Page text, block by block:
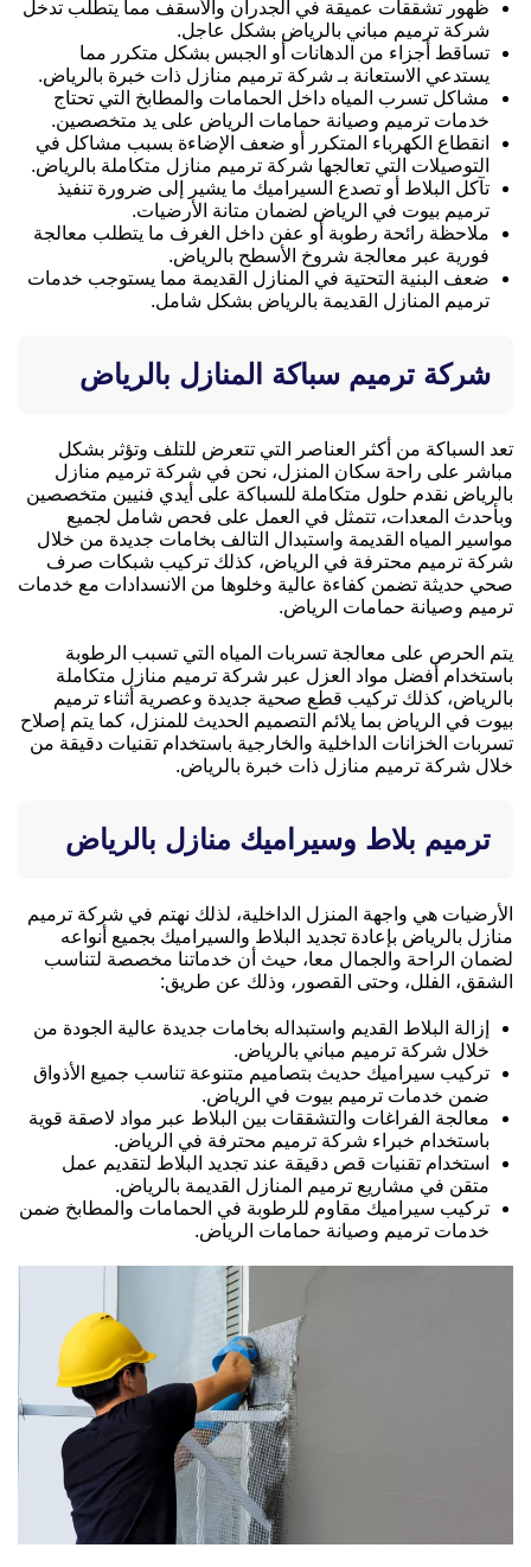
ظهور تشققات عميقة في الجدران والأسقف مما يتطلب تدخل
شركة ترميم مباني بالرياض بشكل عاجل.
تساقط أجزاء من الدهانات أو الجبس بشكل متكرر مما
يستدعي الاستعانة بـ شركة ترميم منازل ذات خبرة بالرياض.
مشاكل تسرب المياه داخل الحمامات والمطابخ التي تحتاج
خدمات ترميم وصيانة حمامات الرياض على يد متخصصين.
انقطاع الكهرباء المتكرر أو ضعف الإضاءة بسبب مشاكل في
التوصيلات التي تعالجها شركة ترميم منازل متكاملة بالرياض.
تآكل البلاط أو تصدع السيراميك ما يشير إلى ضرورة تنفيذ
ترميم بيوت في الرياض لضمان متانة الأرضيات.
ملاحظة رائحة رطوبة أو عفن داخل الغرف ما يتطلب معالجة
فورية عبر معالجة شروخ الأسطح بالرياض.
ضعف البنية التحتية في المنازل القديمة مما يستوجب خدمات
ترميم المنازل القديمة بالرياض بشكل شامل.
شركة ترميم سباكة المنازل بالرياض
تعد السباكة من أكثر العناصر التي تتعرض للتلف وتؤثر بشكل
مباشر على راحة سكان المنزل، نحن في شركة ترميم منازل
بالرياض نقدم حلول متكاملة للسباكة على أيدي فنيين متخصصين
وبأحدث المعدات، تتمثل في العمل على فحص شامل لجميع
مواسير المياه القديمة واستبدال التالف بخامات جديدة من خلال
شركة ترميم محترفة في الرياض، كذلك تركيب شبكات صرف
صحي حديثة تضمن كفاءة عالية وخلوها من الانسدادات مع خدمات
ترميم وصيانة حمامات الرياض.
يتم الحرص على معالجة تسربات المياه التي تسبب الرطوبة
باستخدام أفضل مواد العزل عبر شركة ترميم منازل متكاملة
بالرياض، كذلك تركيب قطع صحية جديدة وعصرية أثناء ترميم
بيوت في الرياض بما يلائم التصميم الحديث للمنزل، كما يتم إصلاح
تسربات الخزانات الداخلية والخارجية باستخدام تقنيات دقيقة من
خلال شركة ترميم منازل ذات خبرة بالرياض.
ترميم بلاط وسيراميك منازل بالرياض
الأرضيات هي واجهة المنزل الداخلية، لذلك نهتم في شركة ترميم
منازل بالرياض بإعادة تجديد البلاط والسيراميك بجميع أنواعه
لضمان الراحة والجمال معا، حيث أن خدماتنا مخصصة لتناسب
الشقق، الفلل، وحتى القصور، وذلك عن طريق:
إزالة البلاط القديم واستبداله بخامات جديدة عالية الجودة من
خلال شركة ترميم مباني بالرياض.
تركيب سيراميك حديث بتصاميم متنوعة تناسب جميع الأذواق
ضمن خدمات ترميم بيوت في الرياض.
معالجة الفراغات والتشققات بين البلاط عبر مواد لاصقة قوية
باستخدام خبراء شركة ترميم محترفة في الرياض.
استخدام تقنيات قص دقيقة عند تجديد البلاط لتقديم عمل
متقن في مشاريع ترميم المنازل القديمة بالرياض.
تركيب سيراميك مقاوم للرطوبة في الحمامات والمطابخ ضمن
خدمات ترميم وصيانة حمامات الرياض.